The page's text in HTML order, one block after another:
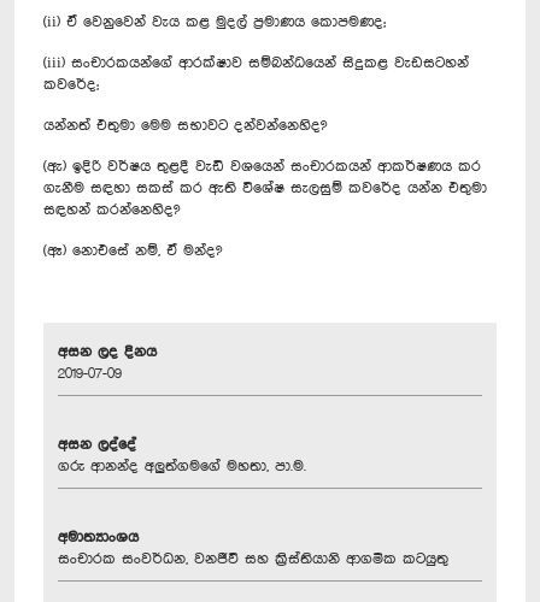
(ii) ඒ වෙනුවෙන් වැය කළ මුදල් ප්‍රමාණය කොපමණද;
(iii) සංචාරකයන්ගේ ආරක්ෂාව සම්බන්ධයෙන් සිදුකළ වැඩසටහන්
කවරේද;
යන්නත් එතුමා මෙම සභාවට දන්වන්නෙහිද?
(ඇ) ඉදිරි වර්ෂය තුළදී වැඩි වශයෙන් සංචාරකයන් ආකර්ෂණය කර
ගැනීම සඳහා සකස් කර ඇති විශේෂ සැලසුම් කවරේද යන්න එතුමා
සඳහන් කරන්නෙහිද?
(ඈ) නොඑසේ නම්, ඒ මන්ද?
අසන ලද දිනය
2019-07-09
අසන ලද්දේ
ගරු ආනන්ද අලුත්ගමගේ මහතා, පා.ම.
අමාත්‍යාංශය
සංචාරක සංවර්ධන, වනජීවි සහ ක්‍රිස්තියානි ආගමික කටයුතු